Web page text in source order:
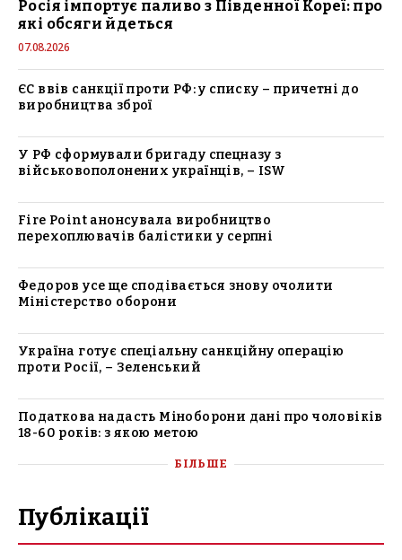
Росія імпортує паливо з Південної Кореї: про
які обсяги йдеться
07.08.2026
ЄС ввів санкції проти РФ: у списку – причетні до
виробництва зброї
У РФ сформували бригаду спецназу з
військовополонених українців, – ISW
Fire Point анонсувала виробництво
перехоплювачів балістики у серпні
Федоров усе ще сподівається знову очолити
Міністерство оборони
Україна готує спеціальну санкційну операцію
проти Росії, – Зеленський
Податкова надасть Міноборони дані про чоловіків
18-60 років: з якою метою
БІЛЬШЕ
Публікації